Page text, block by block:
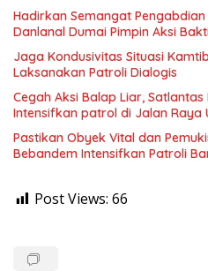
Hadirkan Semangat
Danlanal Dumai Pimpin Aksi
Jaga Kondusivitas Situasi
Laksanakan Patroli Dialogis
Cegah Aksi Balap Liar,
Intensifkan patrol di Jalan Raya
Pastikan Obyek Vital dan
Bebandem Intensifkan Patroli
Post Views: 66